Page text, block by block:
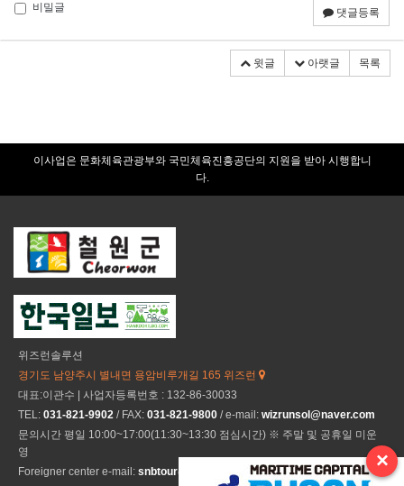
비밀글 댓글등록
윗글 아랫글 목록
이사업은 문화체육관광부와 국민체육진흥공단의 지원을 받아 시행합니
다.
위즈런솔루션
경기도 남양주시 별내면 용암비루개길 165 위즈런
대표:이관수 | 사업자등록번호 : 132-86-30033
TEL: 031-821-9902 / FAX: 031-821-9800 / e-mail: wizrunsol@naver.com
문의시간 평일 10:00~17:00(11:30~13:30 점심시간) ※ 주말 및 공휴일 미운
영
Foreigner center e-mail: snbtour@naver.com ×